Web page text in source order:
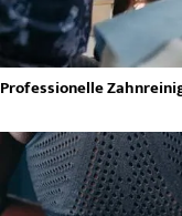
Professionelle